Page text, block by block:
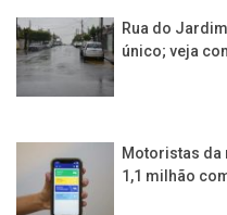
Rua do
único; veja
Motoristas da
1,1 milhão